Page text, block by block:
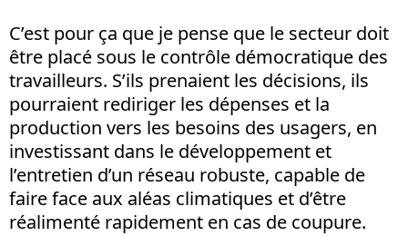
C’est pour ça que je pense que le secteur doit
être placé sous le contrôle démocratique des
travailleurs. S’ils prenaient les décisions, ils
pourraient rediriger les dépenses et la
production vers les besoins des usagers, en
investissant dans le développement et
l’entretien d’un réseau robuste, capable de
faire face aux aléas climatiques et d’être
réalimenté rapidement en cas de coupure.